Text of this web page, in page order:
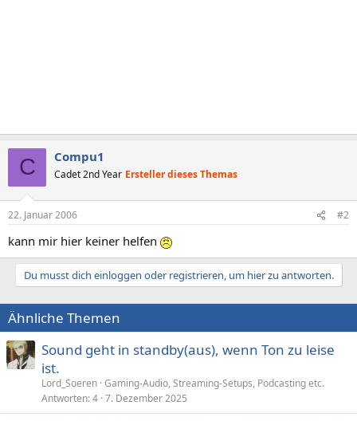
C Compu1
Cadet 2nd Year Ersteller dieses Themas
22. Januar 2006 #2
kann mir hier keiner helfen
Du musst dich einloggen oder registrieren, um hier zu antworten.
Ähnliche Themen
Sound geht in standby(aus), wenn Ton zu leise
ist.
Lord_Soeren Gaming-Audio, Streaming-Setups, Podcasting etc.
Antworten 4 7. Dezember 2025